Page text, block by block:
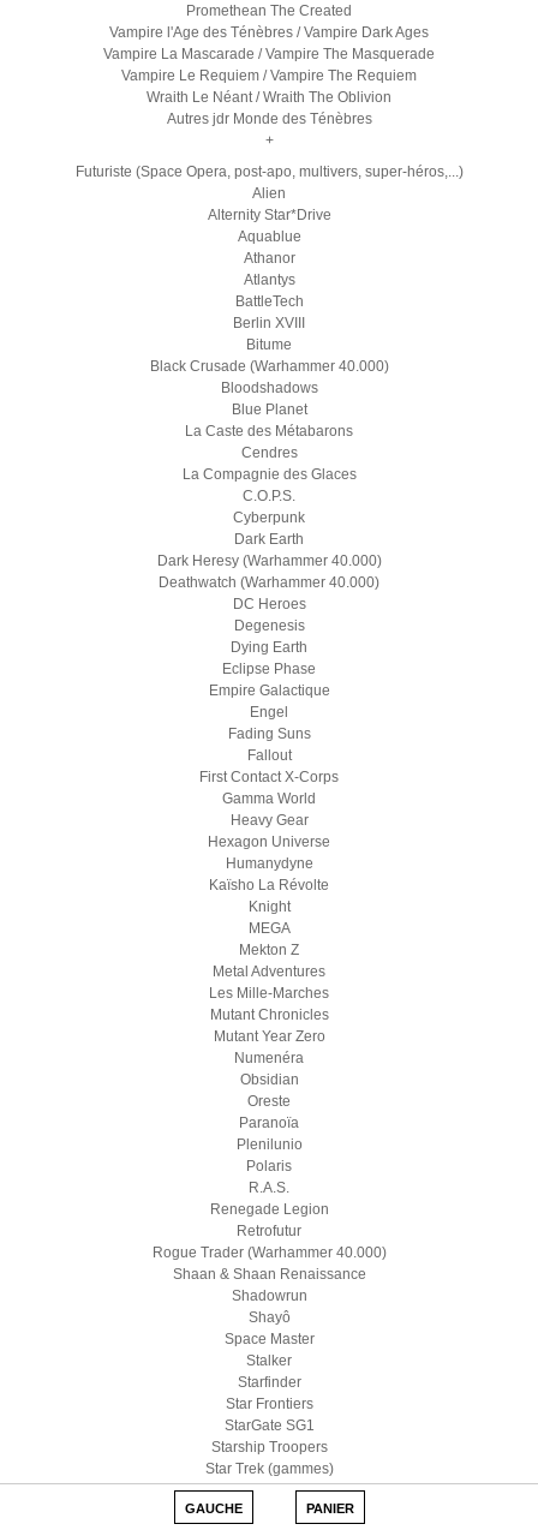
Promethean The Created
Vampire l'Age des Ténèbres / Vampire Dark Ages
Vampire La Mascarade / Vampire The Masquerade
Vampire Le Requiem / Vampire The Requiem
Wraith Le Néant / Wraith The Oblivion
Autres jdr Monde des Ténèbres
+
Futuriste (Space Opera, post-apo, multivers, super-héros,...)
Alien
Alternity Star*Drive
Aquablue
Athanor
Atlantys
BattleTech
Berlin XVIII
Bitume
Black Crusade (Warhammer 40.000)
Bloodshadows
Blue Planet
La Caste des Métabarons
Cendres
La Compagnie des Glaces
C.O.P.S.
Cyberpunk
Dark Earth
Dark Heresy (Warhammer 40.000)
Deathwatch (Warhammer 40.000)
DC Heroes
Degenesis
Dying Earth
Eclipse Phase
Empire Galactique
Engel
Fading Suns
Fallout
First Contact X-Corps
Gamma World
Heavy Gear
Hexagon Universe
Humanydyne
Kaïsho La Révolte
Knight
MEGA
Mekton Z
Metal Adventures
Les Mille-Marches
Mutant Chronicles
Mutant Year Zero
Numenéra
Obsidian
Oreste
Paranoïa
Plenilunio
Polaris
R.A.S.
Renegade Legion
Retrofutur
Rogue Trader (Warhammer 40.000)
Shaan & Shaan Renaissance
Shadowrun
Shayô
Space Master
Stalker
Starfinder
Star Frontiers
StarGate SG1
Starship Troopers
Star Trek (gammes)
Star Wars D6
Star Wars (Edge)
GAUCHE PANIER